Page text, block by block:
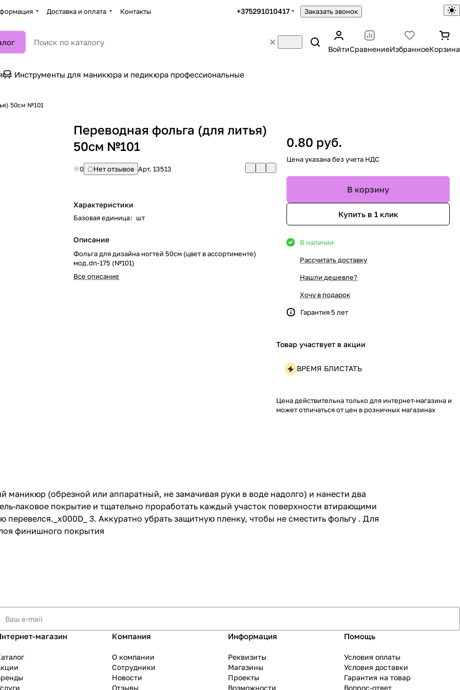
Доставка и оплата Контакты +375291010417 Заказать звонок
ВойтиСравнениеИзбранноеКорзина
Инструменты для маникюра и педикюра профессиональные
50см №101
Переводная фольга (для литья)
50см №101
0 Нет отзывов Арт.13513
Характеристики
Базовая единица: шт
Описание
Фольга для дизайна ногтей 50см (цвет в ассортименте)
мод.dn-175 (№101)
Все описание
0.80 руб.
Цена указана без учета НДС
В корзину
Купить в 1 клик
В наличии
Рассчитать доставку
Нашли дешевле?
Хочу в подарок
Гарантия 5 лет
Товар участвует в акции
ВРЕМЯ БЛИСТАТЬ
Цена действительна только для интернет-магазина и
может отличаться от цен в розничных магазинах
маникюр (обрезной или аппаратный, не замачивая руки в воде надолго) и нанести два
лаковое покрытие и тщательно проработать каждый участок поверхности втирающими
3. Аккуратно убрать защитную пленку, чтобы не сместить фольгу . Для
финишного покрытия
магазин Компания
О компании
Сотрудники
Новости
Отзывы
Информация
Реквизиты
Магазины
Проекты
Возможности
Помощь
Условия оплаты
Условия доставки
Гарантия на товар
Вопрос-ответ